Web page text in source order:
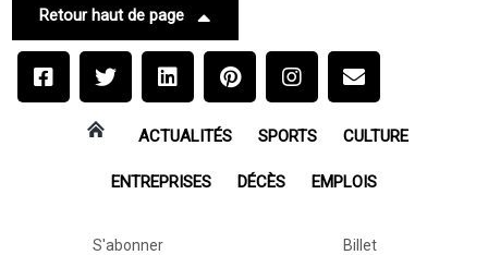
Retour haut de page
ACTUALITÉS SPORTS CULTURE
ENTREPRISES DÉCÈS EMPLOIS
S'abonner
Billet